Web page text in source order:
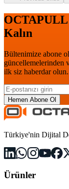
Kalın
Bültenimize abone
güncellemelerinden
ilk siz haberdar olun.
Hemen Abone Ol
Türkiye'nin Dijital
Ürünler